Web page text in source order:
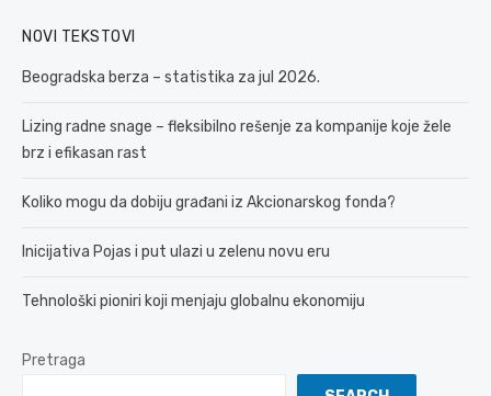
NOVI TEKSTOVI
Beogradska berza – statistika za jul 2026.
Lizing radne snage – fleksibilno rešenje za kompanije koje žele
brz i efikasan rast
Koliko mogu da dobiju građani iz Akcionarskog fonda?
Inicijativa Pojas i put ulazi u zelenu novu eru
Tehnološki pioniri koji menjaju globalnu ekonomiju
Pretraga